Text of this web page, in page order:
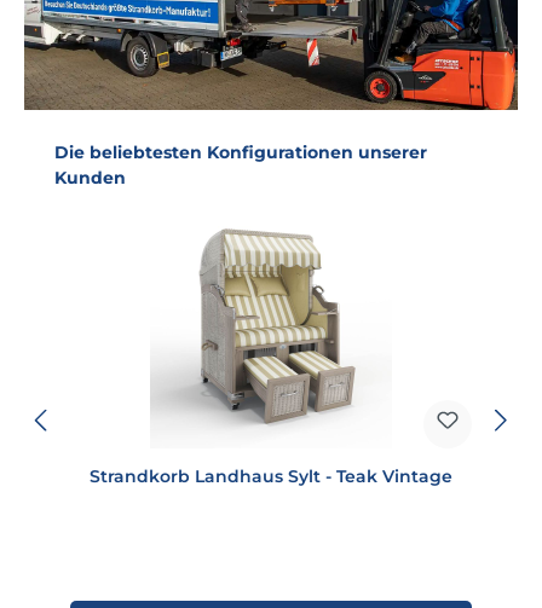
Produktgalerie überspringen
Die beliebtesten Konfigurationen unserer
Kunden
Strandkorb Landhaus Sylt - Teak Vintage